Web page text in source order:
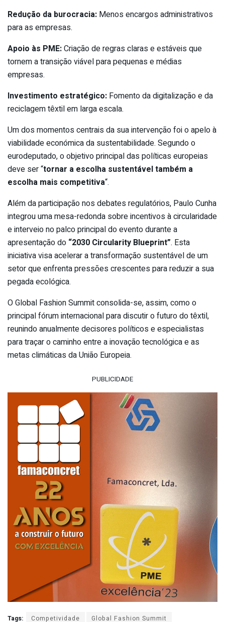
Redução da burocracia: Menos encargos administrativos
para as empresas.
Apoio às PME:Criação de regras claras e estáveis que
tornem a transição viável para pequenas e médias
empresas.
Investimento estratégico: Fomento da digitalização e da
reciclagem têxtil em larga escala.
Um dos momentos centrais da sua intervenção foi o apelo à
viabilidade económica da sustentabilidade. Segundo o
eurodeputado, o objetivo principal das políticas europeias
deve ser “tornar a escolha sustentável também a
escolha mais competitiva“.
Além da participação nos debates regulatórios, Paulo Cunha
integrou uma mesa-redonda sobre incentivos à circularidade
e interveio no palco principal do evento durante a
apresentação do “2030 Circularity Blueprint”. Esta
iniciativa visa acelerar a transformação sustentável de um
setor que enfrenta pressões crescentes para reduzir a sua
pegada ecológica.
O Global Fashion Summit consolida-se, assim, como o
principal fórum internacional para discutir o futuro do têxtil,
reunindo anualmente decisores políticos e especialistas
para traçar o caminho entre a inovação tecnológica e as
metas climáticas da União Europeia.
PUBLICIDADE
Tags: Competividade
Global Fashion Summit